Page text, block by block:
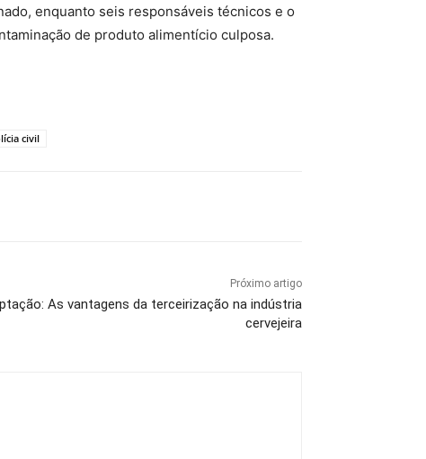
enquanto seis responsáveis técnicos e o
de produto alimentício culposa.
civil
Próximo artigo
As vantagens da terceirização na indústria
cervejeira